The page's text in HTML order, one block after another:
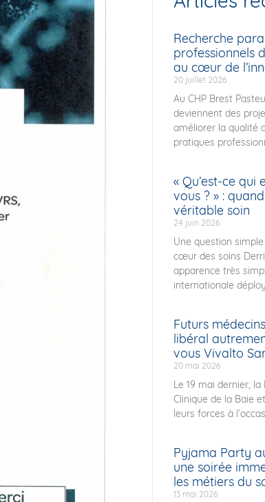
Recherche
professionnels
au cœur de
20 juillet 2026
Au CHP Brest
deviennent des
améliorer la qualité
pratiques
« Qu’est-ce
vous ? » :
véritable soin
24 juin 2026
Une question
cœur des soins
apparence très
internationale
Futurs
libéral
vous Vivalto
20 mai 2026
Le 19 mai dernier,
Clinique de la Baie
leurs forces à
Pyjama Party
une soirée
les métiers du
13 mai 2026